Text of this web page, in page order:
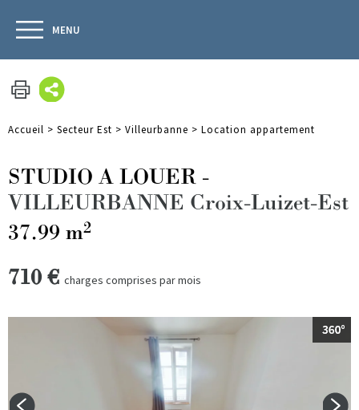
MENU
Accueil > Secteur Est > Villeurbanne > Location appartement
STUDIO A LOUER -
VILLEURBANNE Croix-Luizet-Est
37.99 m2
710 € charges comprises par mois